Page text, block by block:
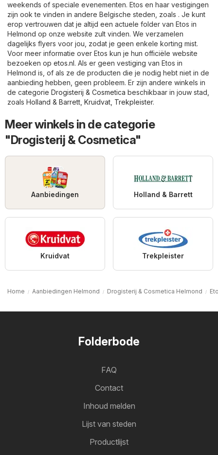
weekends of speciale evenementen. Etos en haar vestigingen
zijn ook te vinden in andere Belgische steden, zoals . Je kunt
erop vertrouwen dat je altijd een actuele folder van Etos in
Helmond op onze website zult vinden. We verzamelen
dagelijks flyers voor jou, zodat je geen enkele korting mist.
Voor meer informatie over Etos kun je hun officiële website
bezoeken op etos.nl. Als er geen vestiging van Etos in
Helmond is, of als ze de producten die je nodig hebt niet in de
aanbieding hebben, geen probleem. Er zijn andere winkels in
de categorie Drogisterij & Cosmetica beschikbaar in jouw stad,
zoals Holland & Barrett Kruidvat Trekpleister.
Meer winkels in de categorie
"Drogisterij & Cosmetica"
Aanbiedingen Holland & Barrett
Kruidvat Trekpleister
Home Aanbiedingen Helmond Drogisterij & Cosmetica Helmond
Folderbode
FAQ
Contact
Inhoud melden
Lijst van steden
Productlijst